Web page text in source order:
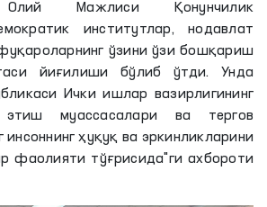
Олий Мажлиси Қонунчилик
институтлар, нодавлат
ўзини ўзи бошқариш
йиғилиши бўлиб ўтди. Унда
Ички ишлар вазирлигининг
муассасалари ва тергов
инсоннинг ҳуқуқ ва эркинликларини
фаолияти тўғрисида"ги ахбороти